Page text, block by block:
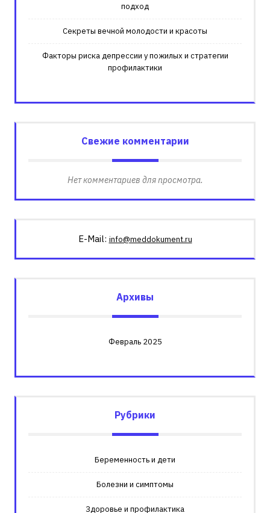
подход
Секреты вечной молодости и красоты
Факторы риска депрессии у пожилых и стратегии
профилактики
Свежие комментарии
Нет комментариев для просмотра.
E-Mail: info@meddokument.ru
Архивы
Февраль 2025
Рубрики
Беременность и дети
Болезни и симптомы
Здоровье и профилактика